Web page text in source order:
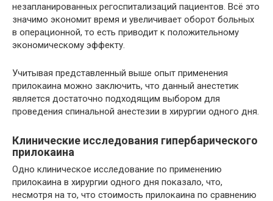
незапланированных регоспитализаций пациентов. Всё это
значимо экономит время и увеличивает оборот больных
в операционной, то есть приводит к положительному
экономическому эффекту.
Учитывая представленный выше опыт применения
прилокаина можно заключить, что данный анестетик
является достаточно подходящим выбором для
проведения спинальной анестезии в хирургии одного дня.
Клинические исследования гипербарического
прилокаина
Одно клиническое исследование по применению
прилокаина в хирургии одного дня показало, что,
несмотря на то, что стоимость прилокаина по сравнению